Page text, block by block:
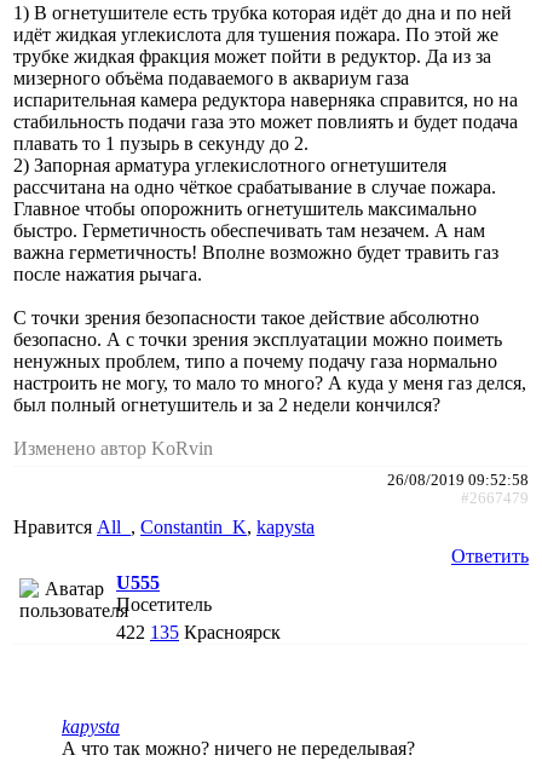
1) В огнетушителе есть трубка которая идёт до дна и по ней
идёт жидкая углекислота для тушения пожара. По этой же
трубке жидкая фракция может пойти в редуктор. Да из за
мизерного объёма подаваемого в аквариум газа
испарительная камера редуктора наверняка справится, но на
стабильность подачи газа это может повлиять и будет подача
плавать то 1 пузырь в секунду до 2.
2) Запорная арматура углекислотного огнетушителя
рассчитана на одно чёткое срабатывание в случае пожара.
Главное чтобы опорожнить огнетушитель максимально
быстро. Герметичность обеспечивать там незачем. А нам
важна герметичность! Вполне возможно будет травить газ
после нажатия рычага.
С точки зрения безопасности такое действие абсолютно
безопасно. А с точки зрения эксплуатации можно поиметь
ненужных проблем, типо а почему подачу газа нормально
настроить не могу, то мало то много? А куда у меня газ делся,
был полный огнетушитель и за 2 недели кончился?
Изменено автор KoRvin
26/08/2019 09:52:58
#2667479
Нравится All_ , Constantin_K, kapysta
Ответить
U555
Посетитель
422 135 Красноярск
kapysta
А что так можно? ничего не переделывая?